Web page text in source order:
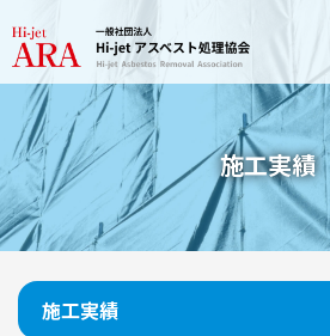
施工実績
施工実績